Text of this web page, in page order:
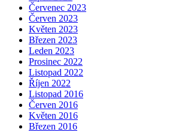
Červenec 2023
Červen 2023
Květen 2023
Březen 2023
Leden 2023
Prosinec 2022
Listopad 2022
Říjen 2022
Listopad 2016
Červen 2016
Květen 2016
Březen 2016